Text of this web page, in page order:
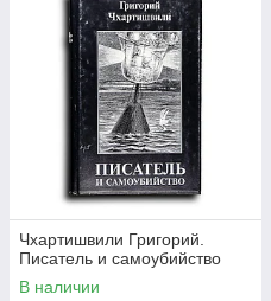
Чхартишвили Григорий.
Писатель и самоубийство
В наличии